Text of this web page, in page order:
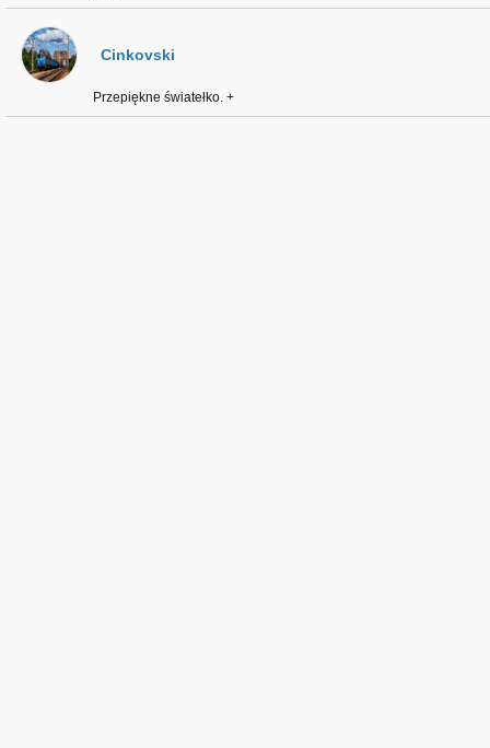
Cinkovski
Przepiękne światełko. +